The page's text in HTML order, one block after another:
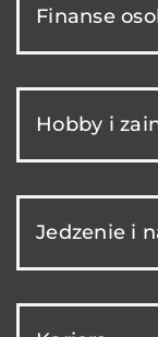
Finanse
Hobby i
Jedzenie i